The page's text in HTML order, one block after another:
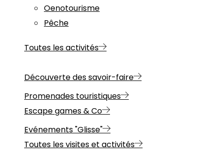
Oenotourisme
Pêche
Toutes les activités
Découverte des savoir-faire
Promenades touristiques
Escape games & Co
Evénements "Glisse"
Toutes les visites et activités